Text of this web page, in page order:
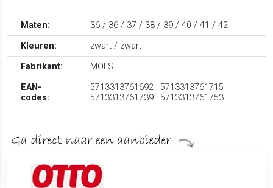
Maten:
36 / 36 / 37 / 38 / 39 / 40 / 41 / 42
Kleuren:
zwart / zwart
Fabrikant:
MOLS
EAN-
codes:
5713313761692 | 5713313761715 |
5713313761739 | 5713313761753